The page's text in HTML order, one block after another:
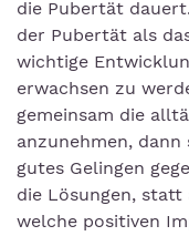
die Pubertät
der Pubertät als
wichtige
erwachsen zu
gemeinsam die
anzunehmen,
gutes Gelingen
die Lösungen, statt
welche positiven